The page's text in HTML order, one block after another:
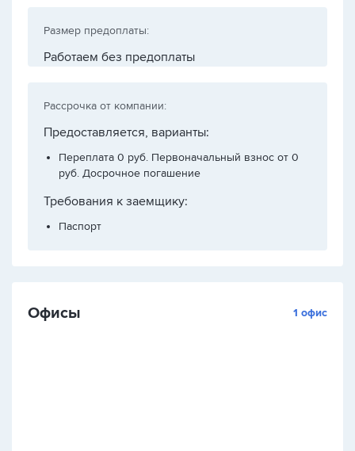
Размер предоплаты:
Работаем без предоплаты
Рассрочка от компании:
Предоставляется, варианты:
Переплата 0 руб. Первоначальный взнос от 0
руб. Досрочное погашение
Требования к заемщику:
Паспорт
Офисы 1 офис